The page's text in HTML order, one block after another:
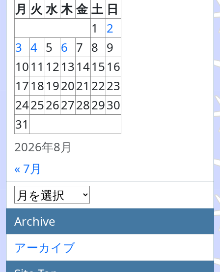
2026年8月
月 火 水 木 金 土 日
1
2
3 4 5 6 7 8 9
1011 1213141516
1718192021 2223
24252627282930
31
« 7月
Archive
アーカイブ